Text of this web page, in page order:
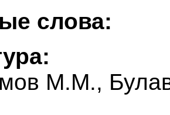
слова:
М.М.,